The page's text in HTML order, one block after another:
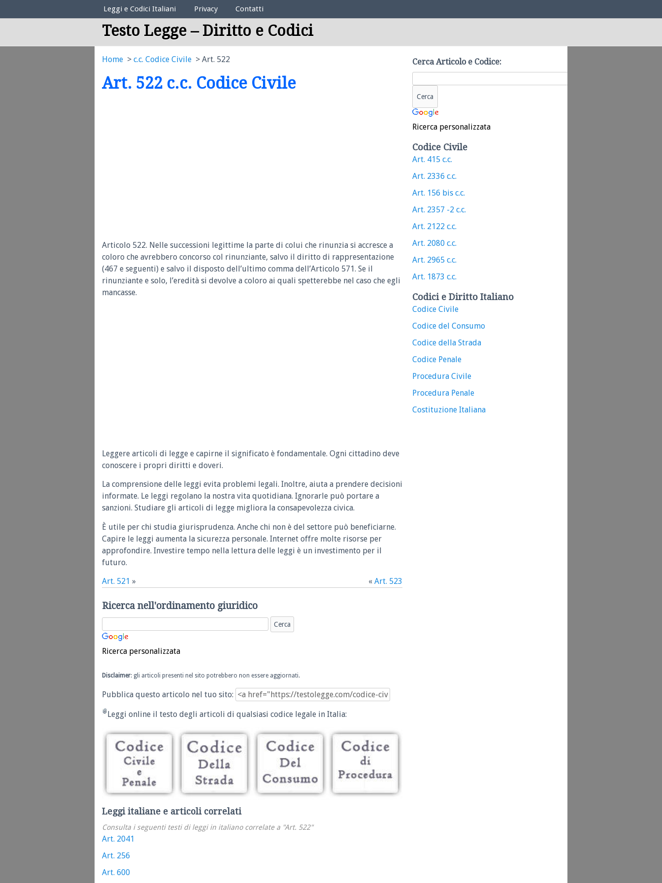
Elenco Codici Legali
Leggi e Codici Italiani Privacy Contatti
Testo Legge – Diritto e Codici
Home c.c. Codice Civile Art. 522
Art. 522 c.c. Codice Civile
Articolo 522. Nelle successioni legittime la parte di colui che rinunzia si accresce a
coloro che avrebbero concorso col rinunziante, salvo il diritto di rappresentazione
(467 e seguenti) e salvo il disposto dell’ultimo comma dell’Articolo 571. Se il
rinunziante e solo, l’eredità si devolve a coloro ai quali spetterebbe nel caso che egli
mancasse.
Leggere articoli di legge e capirne il significato è fondamentale. Ogni cittadino deve
conoscere i propri diritti e doveri.
La comprensione delle leggi evita problemi legali. Inoltre, aiuta a prendere decisioni
informate. Le leggi regolano la nostra vita quotidiana. Ignorarle può portare a
sanzioni. Studiare gli articoli di legge migliora la consapevolezza civica.
È utile per chi studia giurisprudenza. Anche chi non è del settore può beneficiarne.
Capire le leggi aumenta la sicurezza personale. Internet offre molte risorse per
approfondire. Investire tempo nella lettura delle leggi è un investimento per il
futuro.
Art. 521 » « Art. 523
Ricerca nell'ordinamento giuridico
Ricerca personalizzata
Disclaimer: gli articoli presenti nel sito potrebbero non essere aggiornati.
Pubblica questo articolo nel tuo sito:
Leggi online il testo degli articoli di qualsiasi codice legale in Italia:
Leggi italiane e articoli correlati
Consulta i seguenti testi di leggi in italiano correlate a "Art. 522"
Art. 2041
Art. 256
Art. 600
Cerca Articolo e Codice:
Ricerca personalizzata
Codice Civile
Art. 415 c.c.
Art. 2336 c.c.
Art. 156 bis c.c.
Art. 2357 -2 c.c.
Art. 2122 c.c.
Art. 2080 c.c.
Art. 2965 c.c.
Art. 1873 c.c.
Codici e Diritto Italiano
Codice Civile
Codice del Consumo
Codice della Strada
Codice Penale
Procedura Civile
Procedura Penale
Costituzione Italiana